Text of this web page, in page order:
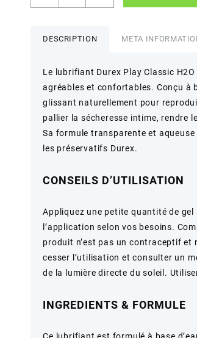
Durex
Play
–
Lubrifiant
à
base
–
100ml
DESCRIPTION META
Le lubrifiant Durex Play Classic
agréables et confortables. Conçu à
glissant naturellement pour
pallier la sécheresse intime, rendre
Sa formule transparente et
les préservatifs Durex.
CONSEILS D’UTILISATION
Appliquez une petite quantité de
l’application selon vos besoins.
produit n’est pas un contraceptif et
cesser l’utilisation et consulter un
de la lumière directe du soleil.
INGREDIENTS & FORMULE
Ce lubrifiant est formulé à base